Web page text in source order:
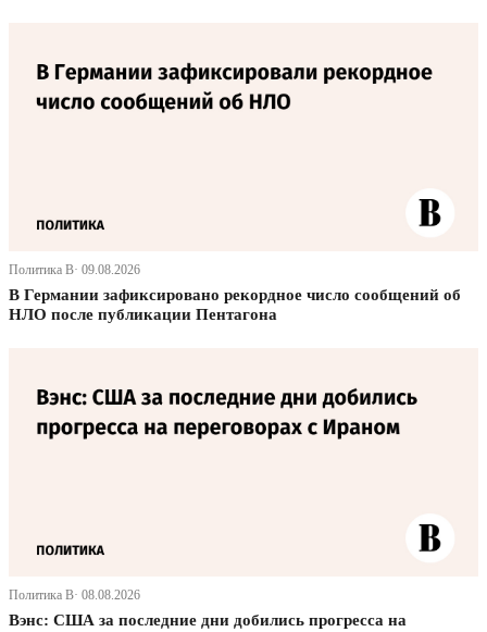
Политика В· 09.08.2026
В Германии зафиксировано рекордное число сообщений об
НЛО после публикации Пентагона
Политика В· 08.08.2026
Вэнс: США за последние дни добились прогресса на